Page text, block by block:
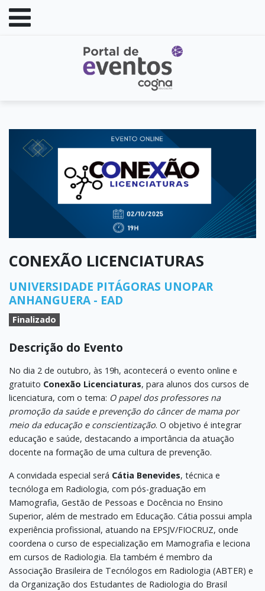
CONEXÃO LICENCIATURAS
UNIVERSIDADE PITÁGORAS UNOPAR
ANHANGUERA - EAD
Finalizado
Descrição do Evento
No dia 2 de outubro, às 19h, acontecerá o evento online e
gratuito Conexão Licenciaturas, para alunos dos cursos de
licenciatura, com o tema: O papel dos professores na
promoção da saúde e prevenção do câncer de mama por
meio da educação e conscientização. O objetivo é integrar
educação e saúde, destacando a importância da atuação
docente na formação de uma cultura de prevenção.
A convidada especial será Cátia Benevides, técnica e
tecnóloga em Radiologia, com pós-graduação em
Mamografia, Gestão de Pessoas e Docência no Ensino
Superior, além de mestrado em Educação. Cátia possui ampla
experiência profissional, atuando na EPSJV/FIOCRUZ, onde
coordena o curso de especialização em Mamografia e leciona
em cursos de Radiologia. Ela também é membro da
Associação Brasileira de Tecnólogos em Radiologia (ABTER) e
da Organização dos Estudantes de Radiologia do Brasil